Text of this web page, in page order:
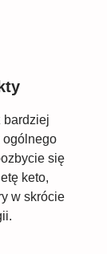
bardziej
ogólnego
się
keto,
w skrócie